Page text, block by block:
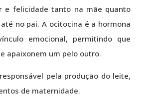
e felicidade tanto na mãe quanto
no pai. A ocitocina é a hormona
emocional, permitindo que
apaixonem um pelo outro.
responsável pela produção do leite,
de maternidade.